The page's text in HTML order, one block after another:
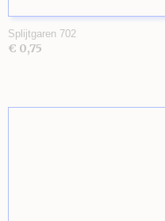
Splijtgaren 702
€ 0,75